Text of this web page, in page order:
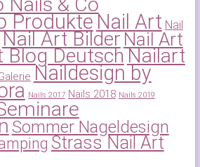
ProdukteNail Art Nail
Nail Art Bilder Nail Art
Blog DeutschNailart
Naildesign by
Nails 2017 Nails 2018 Nails 2019
Sommer Nageldesign
Strass Nail Art